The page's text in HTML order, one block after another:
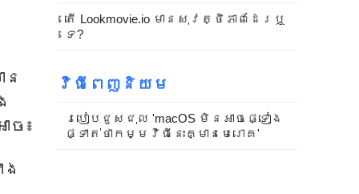
ន
ច៖
តើ Lookmovie.io មានសុវត្ថិភាពដែរឬ
ទេ?
វិធីពេញនិយម
របៀបជួសជុល 'macOS មិនអាចផ្ទៀង
ផ្ទាត់ថាកម្មវិធីនេះគ្មានមេរោគ'